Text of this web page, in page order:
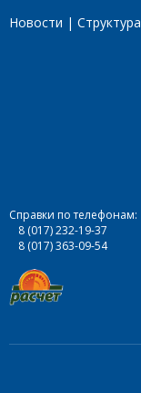
Новости Структура
Справки по телефонам:
8 (017) 232-19-37
8 (017) 363-09-54